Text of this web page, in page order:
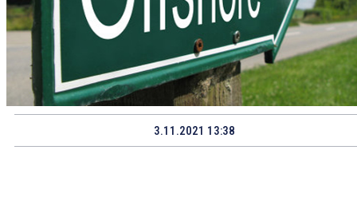
3.11.2021 13:38